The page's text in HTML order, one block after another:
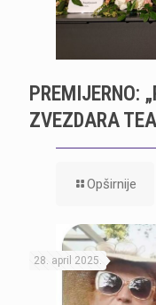
PREMIJERNO:
ZVEZDARA
Opširnije
28. april 2025.